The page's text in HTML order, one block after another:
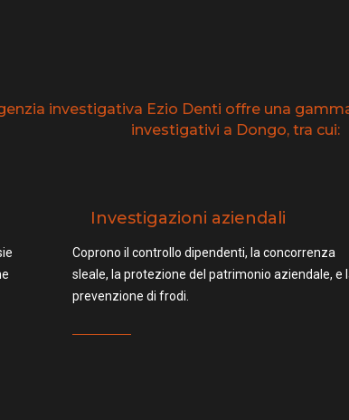
investigativa Ezio Denti offre una
investigativi a Dongo, tra cui:
Investigazioni aziendali
Coprono il controllo dipendenti, la concorrenza
sleale, la protezione del patrimonio aziendale, e
prevenzione di frodi.